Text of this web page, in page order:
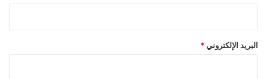
البريد الإلكتروني *